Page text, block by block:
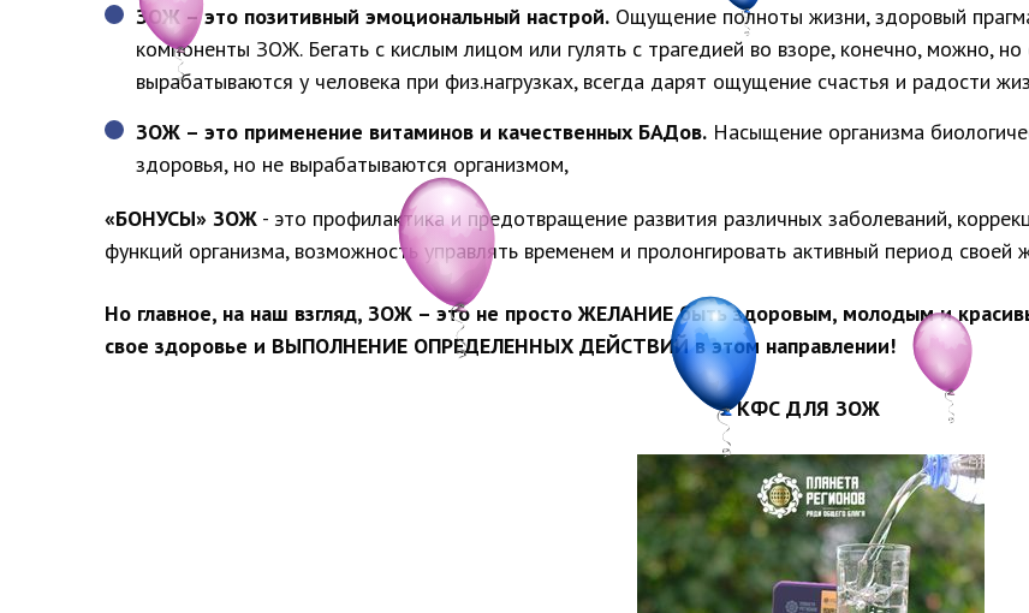
ЗОЖ – это позитивный эмоциональный настрой. Ощущение полноты жизни, здоровый
компоненты ЗОЖ. Бегать с кислым лицом или гулять с трагедией во взоре, конечно, можно,
вырабатываются у человека при физ.нагрузках, всегда дарят ощущение счастья и радости
ЗОЖ – это применение витаминов и качественных БАДов. Насыщение организма
здоровья, но не вырабатываются организмом,
«БОНУСЫ» ЗОЖ - это профилактика и предотвращение развития различных заболеваний,
функций организма, возможность управлять временем и пролонгировать активный период своей
Но главное, на наш взгляд, ЗОЖ – это не просто ЖЕЛАНИЕ быть здоровым, молодым и
свое здоровье и ВЫПОЛНЕНИЕ ОПРЕДЕЛЕННЫХ ДЕЙСТВИЙ в этом направлении!
КФС ДЛЯ ЗОЖ